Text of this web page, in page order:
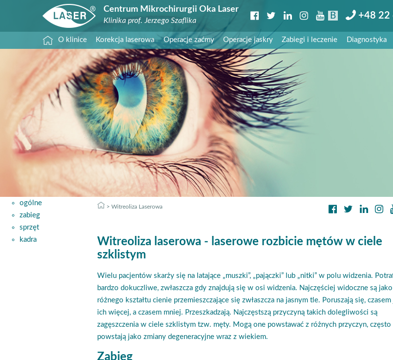
Centrum Mikrochirurgii Oka Laser
Klinika prof. Jerzego Szaflika B +48 22
O klinice Korekcja laserowa Operacje zaćmy Operacje jaskry Zabiegi i leczenie Diagnostyka
ogólne
zabieg
sprzęt
kadra
Witreoliza Laserowa
Witreoliza laserowa - laserowe rozbicie mętów w ciele
szklistym
Wielu pacjentów skarży się na latające „muszki”, „pajączki” lub „nitki” w polu widzenia.
bardzo dokuczliwe, zwłaszcza gdy znajdują się w osi widzenia. Najczęściej widoczne są jako
różnego kształtu cienie przemieszczające się zwłaszcza na jasnym tle. Poruszają się,
ich więcej, a czasem mniej. Przeszkadzają. Najczęstszą przyczyną takich dolegliwości są
zagęszczenia w ciele szklistym tzw. męty. Mogą one powstawać z różnych przyczyn, często
powstają jako zmiany degeneracyjne wraz z wiekiem.
Zabieg